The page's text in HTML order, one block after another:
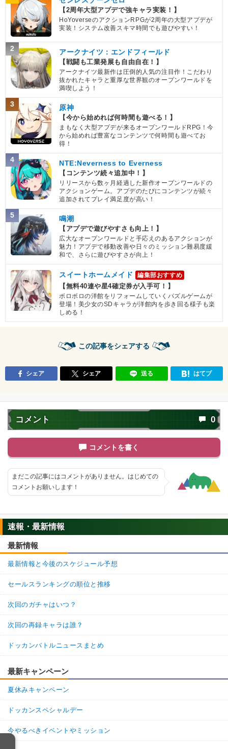
【2周年大型アプデで強キャラ実装！】
HoYoverseのアクションRPGが2周年の大型アプデが
実装！システム改善スキマ時間でも遊びやすい！
2 アークナイツ：エンドフィールド
【戦闘も工業発展も自由自在！】
アークナイツ最新作は圧倒的人気の注目作！こだわり
抜かれたキャラと重厚な世界観のオープンワールドを
満喫しよう！
3 原神
【今から始めれば何時間も遊べる！】
まもなく大型アプデが来るオープンワールドRPG！今
から始めれば豊富なコンテンツで何時間も遊べてお
得！
4 NTE:Neverness to Everness
【コンテンツ続々追加中！】
リリースから数ヶ月経過した新作オープンワールドの
アクションゲーム。アプデのたびにコンテンツが続々
追加されてプレイ満足度が高い！
5 鳴潮
【アプデで遊びやすさも向上！】
広大なオープンワールドと手応えのあるアクションが
魅力！アプデで移動改善や日々のミッション難易度緩
和で、さらに遊びやすさが向上！
スイートホームメイド 編集部おすすめ
【無料40連や星4確定券が入手可！】
ボロボロの洋館をリフォームしていくパズルゲームが
登場！美少女のSDキャラが洋館内を歩き回る様子も楽
しめる！
この記事をシェアする
シェア シェア 送る はてブ
コメント 0
コメントを書く
まだこの記事にはコメントがありません。はじめての
コメントお願いします！
速報・最新情報
最新情報
最新情報と今後のスケジュール予想
セールスランキングの順位と推移
次回のガチャはいつ？
次回の再録キャラは誰？
ドッカンバトルニュースまとめ
最新キャンペーン
夏休みキャンペーン
ドッカンスペシャルデー
今やるべきイベントやミッション